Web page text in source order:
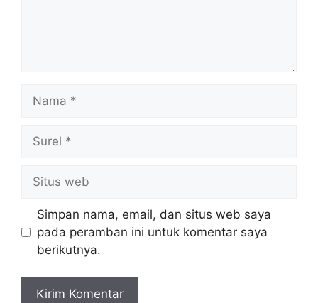
Nama
Surel
Situs
web
Simpan nama, email, dan situs web saya
pada peramban ini untuk komentar saya
berikutnya.